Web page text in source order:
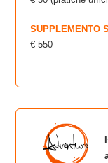
SUPPLEMENTO
€ 550